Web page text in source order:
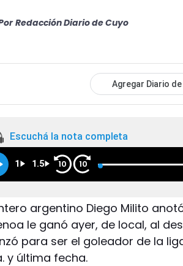
Redacción Diario de Cuyo
Agregar Diario de
Escuchá la nota completa
1 1.5 10 10
argentino Diego Milito
le ganó ayer, de local, al
para ser el goleador de la
y última fecha.